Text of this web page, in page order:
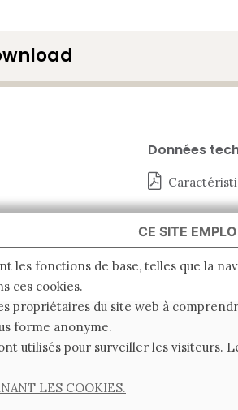
Données
CE SITE
les fonctions de base, telles que la
ces cookies.
propriétaires du site web à
forme anonyme.
utilisés pour surveiller les visiteurs.
LES COOKIES.